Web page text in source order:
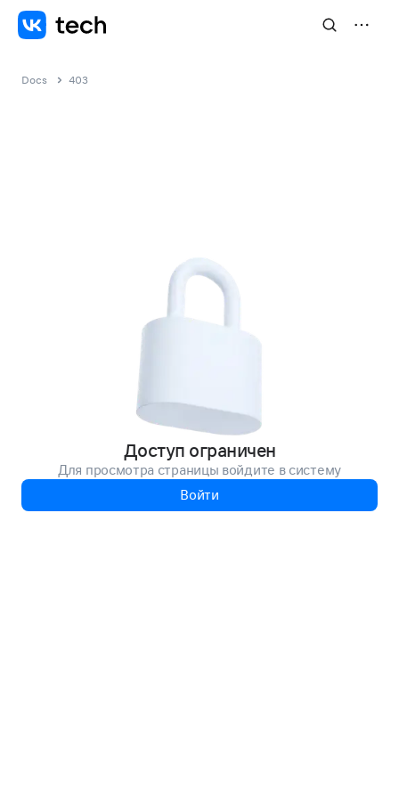
Docs 403
Доступ ограничен
Для просмотра страницы войдите в систему
Войти